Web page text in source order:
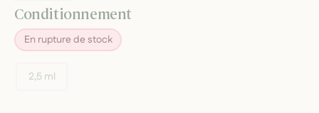
Conditionnement
En rupture de stock
2,5 ml